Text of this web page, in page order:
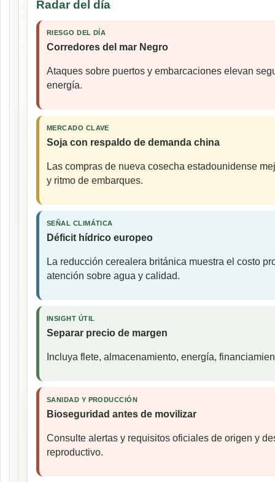
Radar del día
RIESGO DEL DÍA
Corredores del mar Negro
Ataques sobre puertos y embarcaciones elevan
energía.
MERCADO CLAVE
Soja con respaldo de demanda china
Las compras de nueva cosecha estadounidense
y ritmo de embarques.
SEÑAL CLIMÁTICA
Déficit hídrico europeo
La reducción cerealera británica muestra el costo
atención sobre agua y calidad.
INSIGHT ÚTIL
Separar precio de margen
Incluya flete, almacenamiento, energía,
SANIDAD Y PRODUCCIÓN
Bioseguridad antes de movilizar
Consulte alertas y requisitos oficiales de origen y
reproductivo.